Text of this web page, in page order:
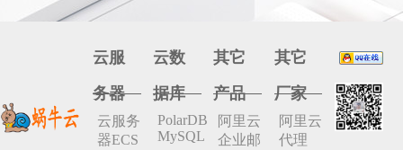
云服
务器
云服务
器ECS
云数
据库
PolarDB
MySQL
其它
产品
阿里云
企业邮
其它
厂家
阿里云
代理